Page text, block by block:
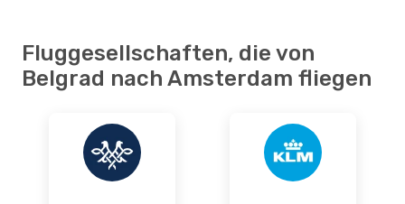
Fr., 23. Okt. - So., 25. Okt.
- AMS
Lufthansa
2 Zwischenstopps
- BEG
Fluggesellschaften, die von
Belgrad nach Amsterdam fliegen